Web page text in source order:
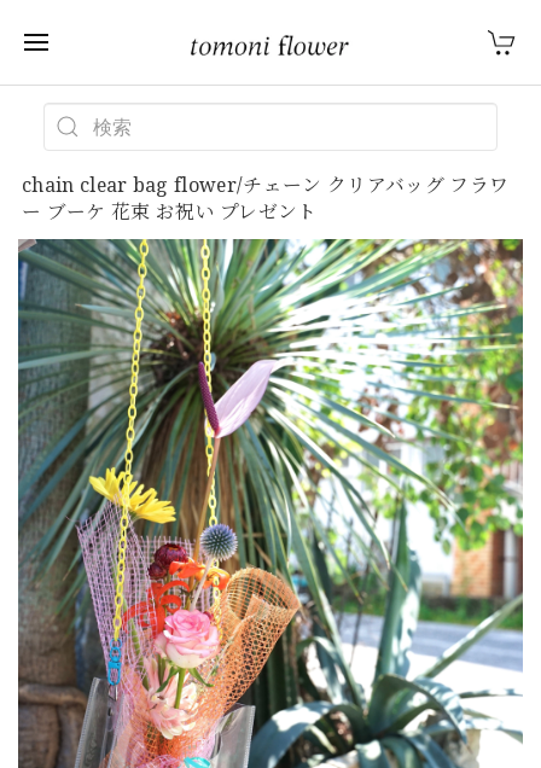
chain clear bag flower/チェーン クリアバッグ フラワ
ー ブーケ 花束 お祝い プレゼント